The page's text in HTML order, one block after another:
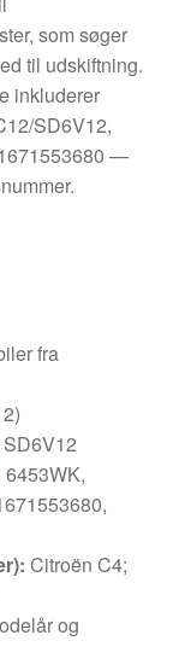
som søger
til udskiftning.
inkluderer
SD6V12,
—
fra
6453WK,
Citroën C4;
og